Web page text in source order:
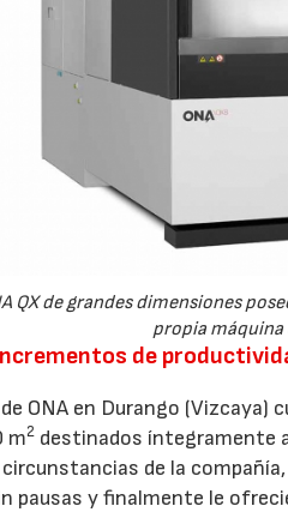
QX de grandes dimensiones
propia máquina
de
ONA en Durango (Vizcaya)
m2 destinados íntegramente
de la
pausas y finalmente le